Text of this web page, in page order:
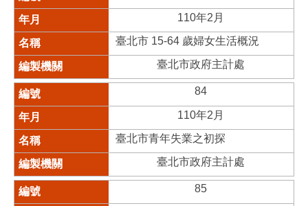
110年2月
臺北市 15-64 歲婦女生活概況
臺北市政府主計處
84
110年2月
臺北市青年失業之初探
臺北市政府主計處
85